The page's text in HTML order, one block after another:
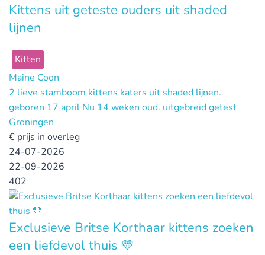
Kittens uit geteste ouders uit shaded
lijnen
Kitten
Maine Coon
2 lieve stamboom kittens katers uit shaded lijnen.
geboren 17 april Nu 14 weken oud. uitgebreid getest
Groningen
€ prijs in overleg
24-07-2026
22-09-2026
402
Exclusieve Britse Korthaar kittens zoeken
een liefdevol thuis 💛